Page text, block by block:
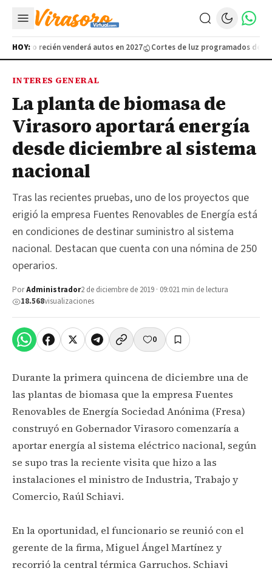
HOY:
pero recién venderá autos en 2027 Cortes de luz programados del 7 al
INTERES GENERAL
La planta de biomasa de
Virasoro aportará energía
desde diciembre al sistema
nacional
Tras las recientes pruebas, uno de los proyectos que
erigió la empresa Fuentes Renovables de Energía está
en condiciones de destinar suministro al sistema
nacional. Destacan que cuenta con una nómina de 250
operarios.
PorAdministrador2 de diciembre de 2019 · 09:021 min de lectura
18.568visualizaciones
0
Durante la primera quincena de diciembre una de
las plantas de biomasa que la empresa Fuentes
Renovables de Energía Sociedad Anónima (Fresa)
construyó en Gobernador Virasoro comenzaría a
aportar energía al sistema eléctrico nacional, según
se supo tras la reciente visita que hizo a las
instalaciones el ministro de Industria, Trabajo y
Comercio, Raúl Schiavi.
En la oportunidad, el funcionario se reunió con el
gerente de la firma, Miguel Ángel Martínez y
recorrió la central térmica Garruchos. Schiavi